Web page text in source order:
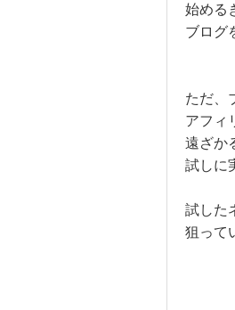
始める
ブログ
ただ、
アフィ
遠ざか
試しに
試した
狙って